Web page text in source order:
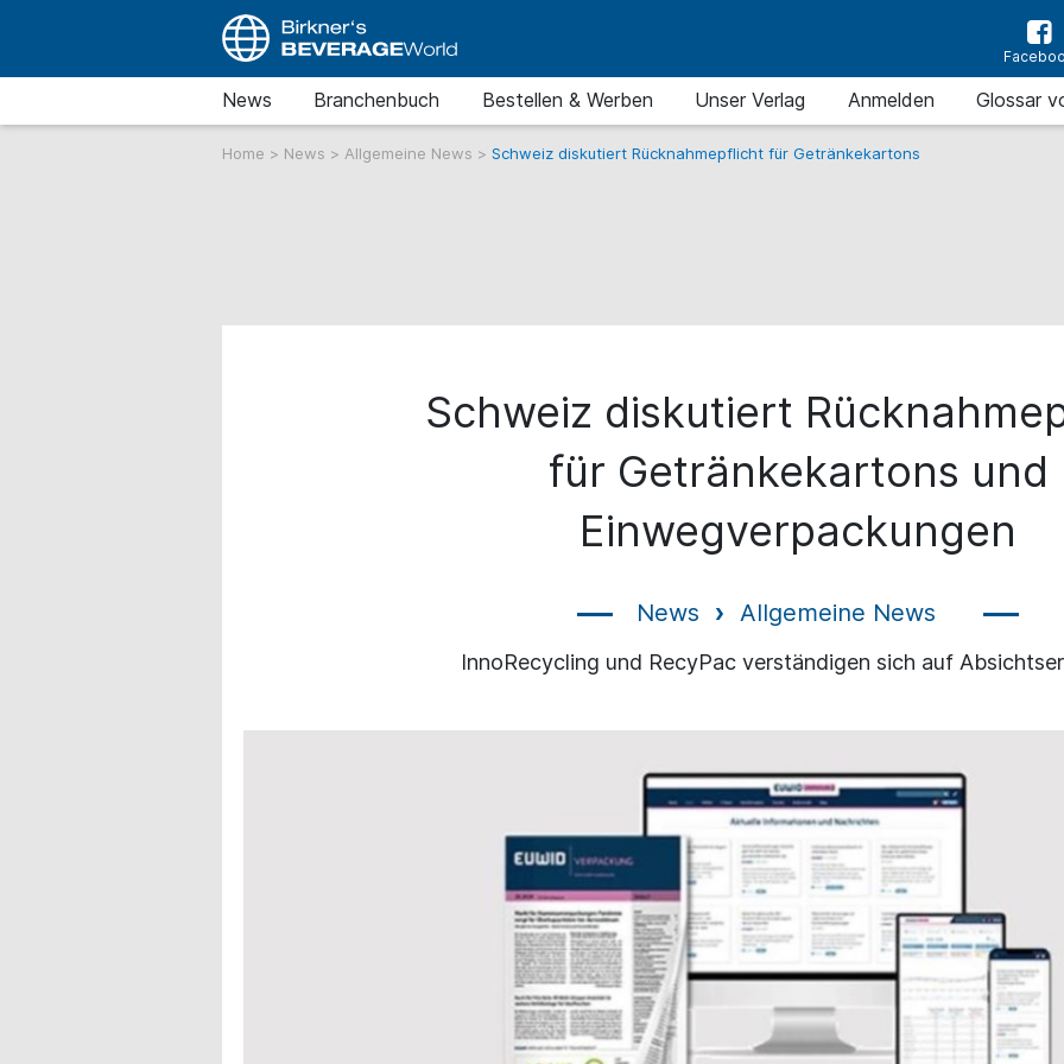
News Branchenbuch Bestellen & Werben Unser Verlag Anmelden Glossar
Home > News > Allgemeine News > Schweiz diskutiert Rücknahmepflicht für Getränkekartons
Schweiz diskutiert
für Getränkekartons und
Einwegverpackungen
News Allgemeine News
InnoRecycling und RecyPac verständigen sich auf